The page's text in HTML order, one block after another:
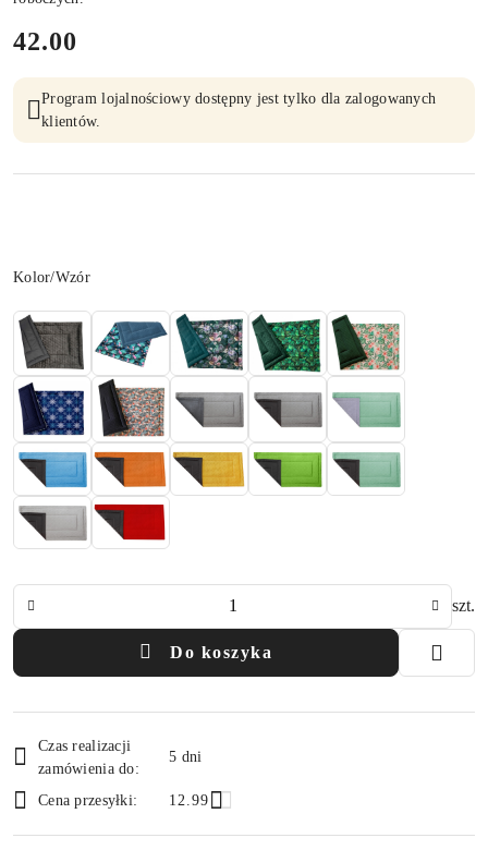
cena:
42.00
Program lojalnościowy dostępny jest tylko dla zalogowanych
klientów.
Wariant
Kolor/Wzór
szt.
Do koszyka
i
dostawa
Czas realizacji
zamówienia do:
5 dni
Cena przesyłki: 12.99